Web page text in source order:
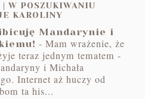
W POSZUKIWANIU
KAROLINY
Mandarynie i
-Mam wrażenie, że
teraz jednym tematem -
i Michała
Internet aż huczy od
ta his...